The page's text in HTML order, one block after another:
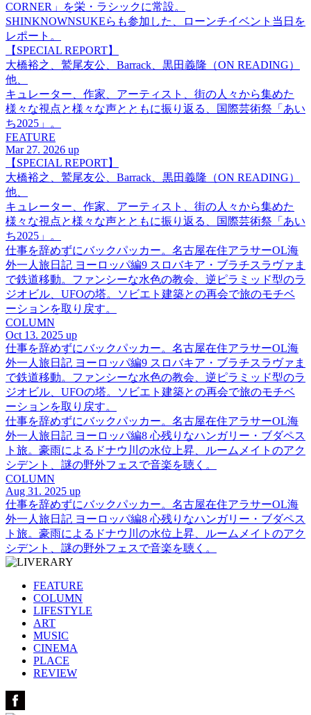
CORNER」を栄・ラシックに常設。
SHINKNOWNSUKEらも参加した、ローンチイベント当日を
レポート。
【SPECIAL REPORT】
大橋裕之、鷲尾友公、Barrack、黒田義隆（ON READING）
他、
キュレーター、作家、アーティスト、街の人々から集めた
様々な視点と様々な声とともに振り返る、国際芸術祭「あい
ち2025」。
FEATURE
Mar 27. 2026 up
【SPECIAL REPORT】
大橋裕之、鷲尾友公、Barrack、黒田義隆（ON READING）
他、
キュレーター、作家、アーティスト、街の人々から集めた
様々な視点と様々な声とともに振り返る、国際芸術祭「あい
ち2025」。
仕事を辞めずにバックパッカー。名古屋在住アラサーOL海
外一人旅日記 ヨーロッパ編9 スロバキア・ブラチスラヴァま
で鉄道移動。ファンシーな水色の教会、逆ピラミッド型のラ
ジオビル、UFOの塔。ソビエト建築との再会で旅のモチベ
ーションを取り戻す。
COLUMN
Oct 13. 2025 up
仕事を辞めずにバックパッカー。名古屋在住アラサーOL海
外一人旅日記 ヨーロッパ編9 スロバキア・ブラチスラヴァま
で鉄道移動。ファンシーな水色の教会、逆ピラミッド型のラ
ジオビル、UFOの塔。ソビエト建築との再会で旅のモチベ
ーションを取り戻す。
仕事を辞めずにバックパッカー。名古屋在住アラサーOL海
外一人旅日記 ヨーロッパ編8 心残りなハンガリー・ブダペス
ト旅。豪雨によるドナウ川の水位上昇、ルームメイトのアク
シデント、謎の野外フェスで音楽を聴く。
COLUMN
Aug 31. 2025 up
仕事を辞めずにバックパッカー。名古屋在住アラサーOL海
外一人旅日記 ヨーロッパ編8 心残りなハンガリー・ブダペス
ト旅。豪雨によるドナウ川の水位上昇、ルームメイトのアク
シデント、謎の野外フェスで音楽を聴く。
FEATURE
COLUMN
LIFESTYLE
ART
MUSIC
CINEMA
PLACE
REVIEW